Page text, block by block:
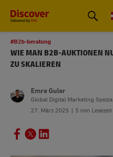
#B2b-beratung
WIE MAN B2B-AUKTIONEN
ZU SKALIEREN
Emre Guler
Global Digital Marketing
27. März 2025
5 min Lesezeit